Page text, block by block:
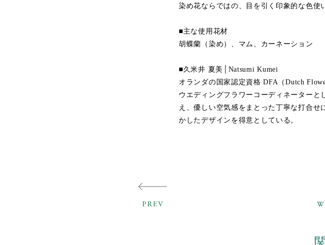
染め花ならではの、目を引く印象的な色使
■主な使用花材
胡蝶蘭（染め）、マム、カーネーション
■久米井 夏美│Natsumi Kumei
オランダの国家認定資格 DFA（Dutch
ウエディングフラワーコーディネーター
え、優しい空気感をまとった丁寧な打合
かしたデザインを得意としている。